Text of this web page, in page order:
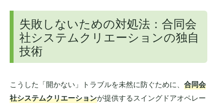
失敗しないための対処法：合同会
社システムクリエーションの独自
技術
こうした「開かない」トラブルを未然に防ぐために、 合同会
社システムクリエーションが提供するスイングドアオペレー